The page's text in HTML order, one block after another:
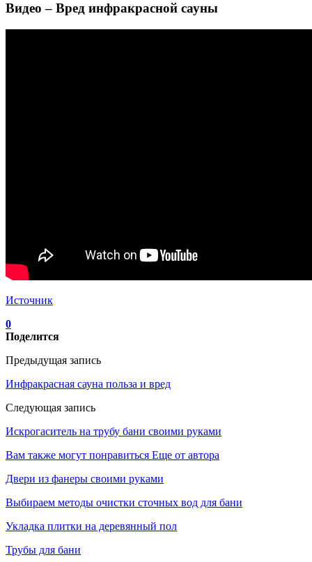
Видео – Вред инфракрасной сауны
Источник
0
Поделится
Предыдущая запись
Инфракрасная сауна польза и вред
Следующая запись
Искрогаситель на трубу бани своими руками
Вам также могут понравиться Еще от автора
Двери из фанеры своими руками
Выбираем методы очистки сточных вод для бани
Укладка плитки на деревянный пол
Трубы для бани